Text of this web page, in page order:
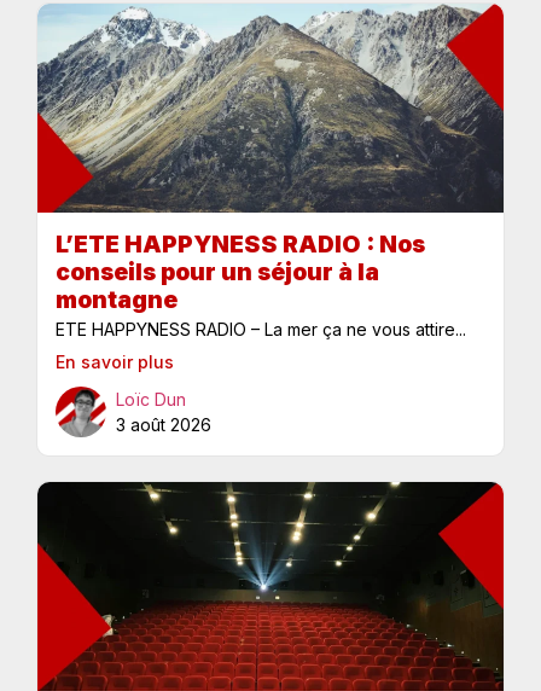
L’ETE HAPPYNESS RADIO : Nos
conseils pour un séjour à la
montagne
ETE HAPPYNESS RADIO – La mer ça ne vous attire...
En savoir plus
Loïc Dun
3 août 2026